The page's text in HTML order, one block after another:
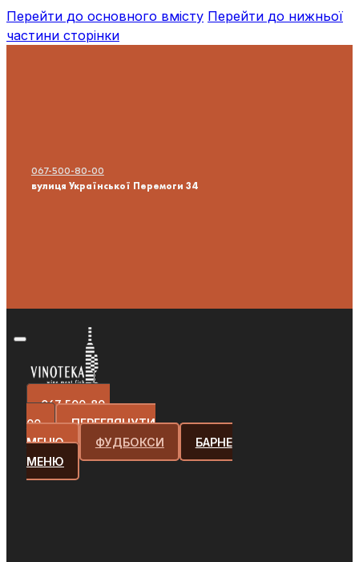
Перейти до основного вмісту Перейти до нижньої
частини сторінки
067-500-80-00
вулиця Української Перемоги 34
067-500-80-
00
ПЕРЕГЛЯНУТИ
МЕНЮ
ФУДБОКСИ
БАРНЕ
МЕНЮ